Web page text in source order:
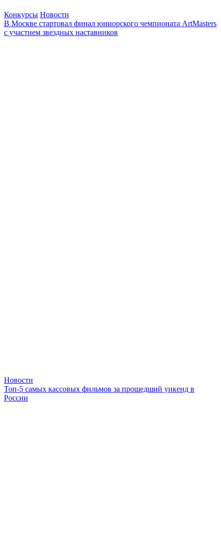
Конкурсы Новости
В Москве стартовал финал юниорского чемпионата ArtMasters
с участием звездных наставников
Новости
Топ-5 самых кассовых фильмов за прошедший уикенд в
России